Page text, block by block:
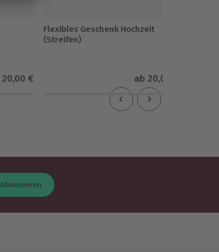
20,00 €
Flexibles Geschenk Hochzeit
(Streifen)
ab 20,00 €
Abonnieren